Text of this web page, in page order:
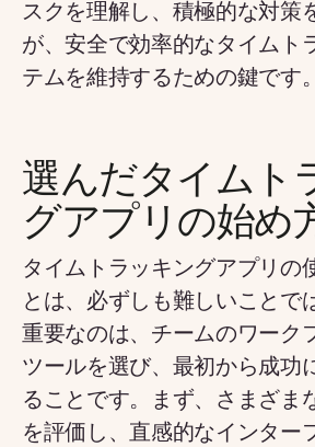
スクを理解し、積極的な対策
が、安全で効率的なタイムト
テムを維持するための鍵です。
選んだタイムト
グアプリの始め
タイムトラッキングアプリの
とは、必ずしも難しいことで
重要なのは、チームのワーク
ツールを選び、最初から成功
ることです。まず、さまざま
を評価し、直感的なインター